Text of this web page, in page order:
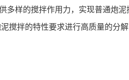
多样的搅拌作用力，实现普通炮
搅拌的特性要求进行高质量的分解